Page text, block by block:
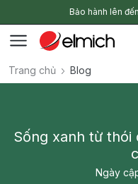
Bảo hành lên
Trang chủ Blog
Sống xanh từ thói
Ngày